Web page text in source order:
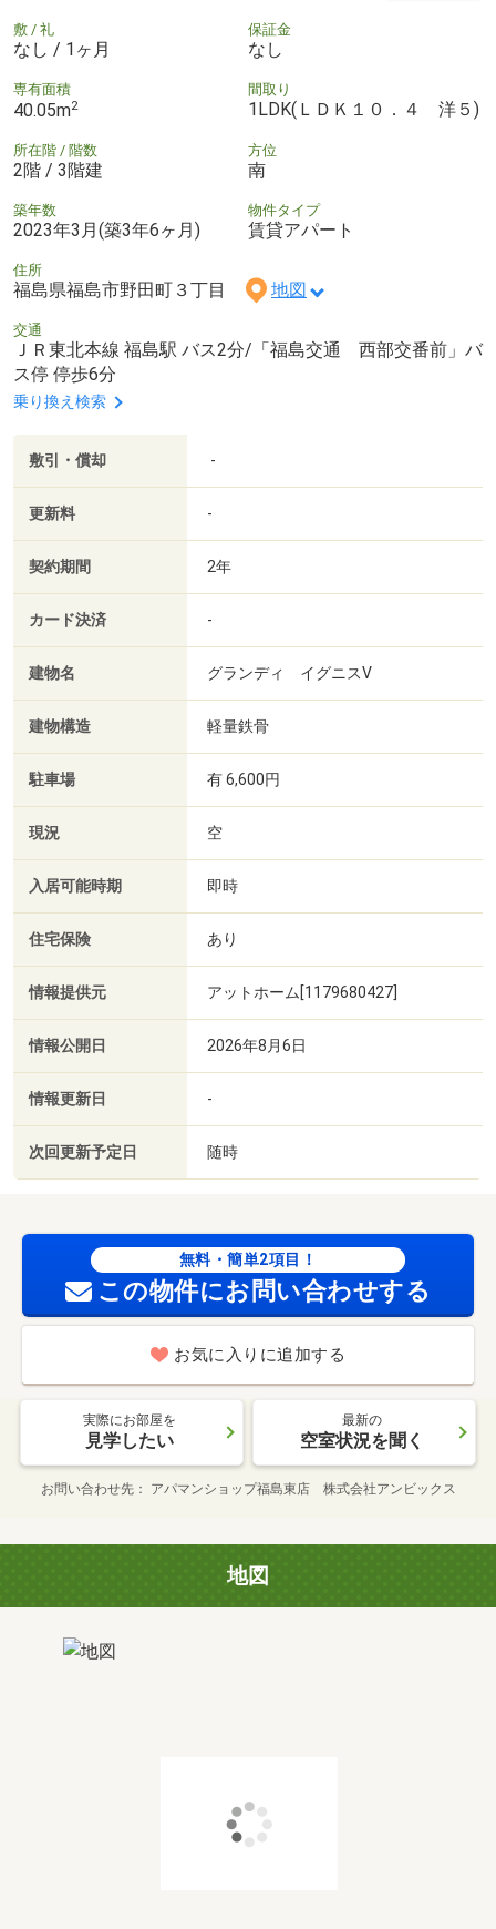
敷 / 礼
なし / 1ヶ月
保証金
なし
専有面積
40.05m2
間取り
1LDK(ＬＤＫ１０．４ 洋５)
所在階 / 階数
2階 / 3階建
方位
南
築年数
2023年3月(築3年6ヶ月)
物件タイプ
賃貸アパート
住所
福島県福島市野田町３丁目 地図
交通
ＪＲ東北本線 福島駅 バス2分/「福島交通 西部交番前」バ
ス停 停歩6分
乗り換え検索
敷引・償却 -
更新料 -
契約期間 2年
カード決済 -
建物名 グランディ イグニスⅤ
建物構造 軽量鉄骨
駐車場 有 6,600円
現況 空
入居可能時期 即時
住宅保険 あり
情報提供元 アットホーム[1179680427]
情報公開日 2026年8月6日
情報更新日 -
次回更新予定日 随時
無料・簡単2項目！
この物件にお問い合わせする
お気に入りに追加する
実際にお部屋を
見学したい
最新の
空室状況を聞く
お問い合わせ先 アパマンショップ福島東店 株式会社アンビックス
地図